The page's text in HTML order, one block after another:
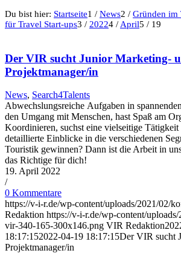
Du bist hier: Startseite1 / News2 / Gründen im
für Travel Start-ups3 / 20224 / April5 / 19
Der VIR sucht Junior Marketing-
Projektmanager/in
News, Search4Talents
Abwechslungsreiche Aufgaben in
den Umgang mit Menschen, hast Spaß am
Koordinieren, suchst eine vielseitige Tätigkeit
detaillierte Einblicke in die verschiedenen
Touristik gewinnen? Dann ist die Arbeit in
das Richtige für dich!
19. April 2022
/
0 Kommentare
https://v-i-r.de/wp-content/uploads/2021/02/
Redaktion https://v-i-r.de/wp-content/
vir-340-165-300x146.png VIR Redaktion
18:17:152022-04-19 18:17:15Der VIR sucht
Projektmanager/in